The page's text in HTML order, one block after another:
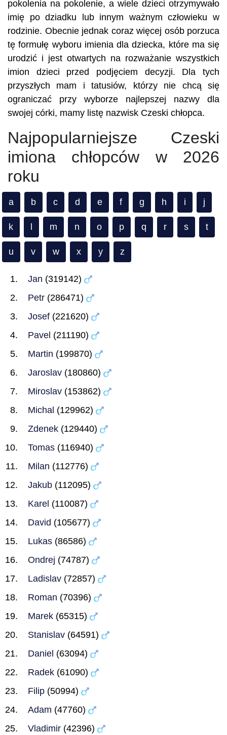
pokolenia na pokolenie, a wiele dzieci otrzymywało
imię po dziadku lub innym ważnym człowieku w
rodzinie. Obecnie jednak coraz więcej osób porzuca
tę formułę wyboru imienia dla dziecka, które ma się
urodzić i jest otwartych na rozważanie wszystkich
imion dzieci przed podjęciem decyzji. Dla tych
przyszłych mam i tatusiów, którzy nie chcą się
ograniczać przy wyborze najlepszej nazwy dla
swojej córki, mamy listę nazwisk Czeski chłopca.
Najpopularniejsze Czeski
imiona chłopców w 2026
roku
a b c d e f g h i j
k m n o p q r s t
u v w x y z
Jan (319142)
Petr (286471)
Josef (221620)
Pavel (211190)
Martin (199870)
Jaroslav (180860)
Miroslav (153862)
Michal (129962)
Zdenek (129440)
Tomas (116940)
Milan (112776)
Jakub (112095)
Karel (110087)
David (105677)
Lukas (86586)
Ondrej (74787)
Ladislav (72857)
Roman (70396)
Marek (65315)
Stanislav (64591)
Daniel (63094)
Radek (61090)
Filip (50994)
Adam (47760)
Vladimir (42396)